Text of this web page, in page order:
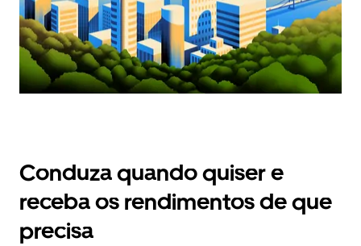
Conduza quando quiser e
receba os rendimentos de que
precisa